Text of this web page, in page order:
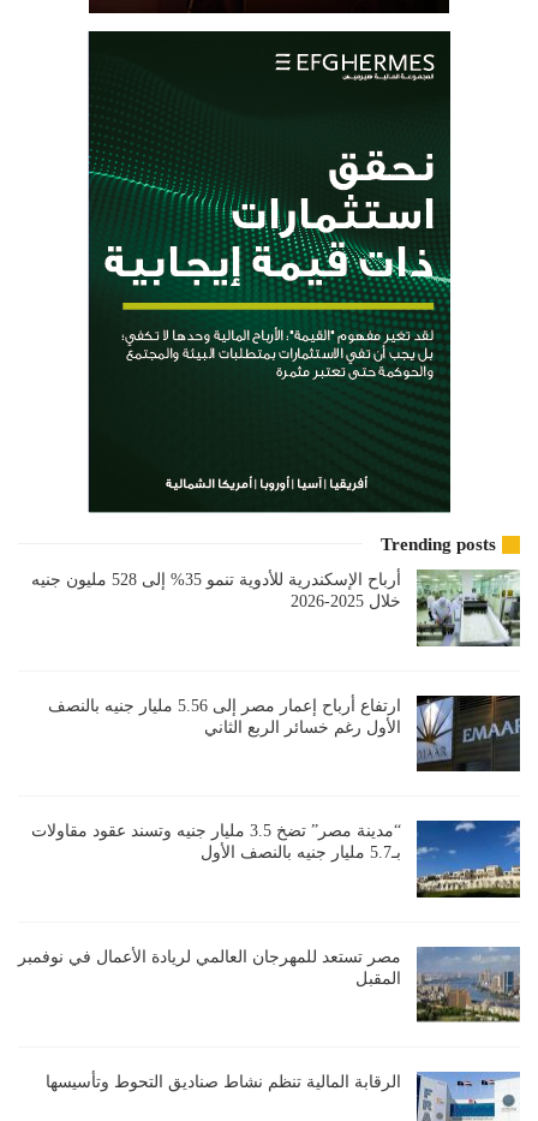
Trending posts
أرباح الإسكندرية للأدوية تنمو 35% إلى 528 مليون جنيه
خلال 2025-2026
ارتفاع أرباح إعمار مصر إلى 5.56 مليار جنيه بالنصف
الأول رغم خسائر الربع الثاني
“مدينة مصر” تضخ 3.5 مليار جنيه وتسند عقود مقاولات
بـ5.7 مليار جنيه بالنصف الأول
مصر تستعد للمهرجان العالمي لريادة الأعمال في نوفمبر
المقبل
الرقابة المالية تنظم نشاط صناديق التحوط وتأسيسها